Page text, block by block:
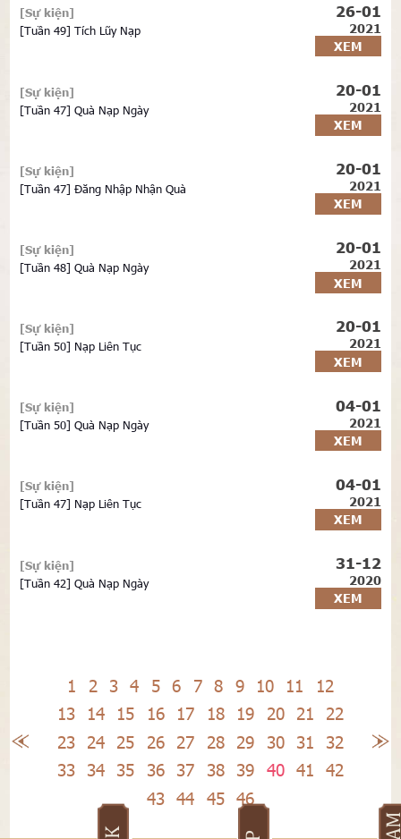
[Sự kiện]
[Tuần 49] Tích Lũy Nạp
26-01
2021
XEM
[Sự kiện]
[Tuần 47] Quà Nạp Ngày
20-01
2021
XEM
[Sự kiện]
[Tuần 47] Đăng Nhập Nhận Quà
20-01
2021
XEM
[Sự kiện]
[Tuần 48] Quà Nạp Ngày
20-01
2021
XEM
[Sự kiện]
[Tuần 50] Nạp Liên Tục
20-01
2021
XEM
[Sự kiện]
[Tuần 50] Quà Nạp Ngày
04-01
2021
XEM
[Sự kiện]
[Tuần 47] Nạp Liên Tục
04-01
2021
XEM
[Sự kiện]
[Tuần 42] Quà Nạp Ngày
31-12
2020
XEM
1 2 3 4 5 6 7 8 9 10 11
12
13
14 15 16 17 18 19 20 21 22
23 24 25 26 27 28 29 30 31
32
33 34 35 36 37 38 39 40 41 42
43 44 45 46